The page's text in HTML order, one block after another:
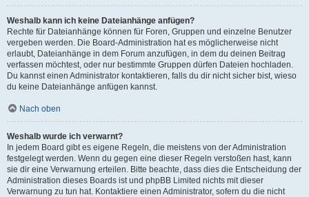
Weshalb kann ich keine Dateianhänge anfügen?
Rechte für Dateianhänge können für Foren, Gruppen und einzelne Benutzer
vergeben werden. Die Board-Administration hat es möglicherweise nicht
erlaubt, Dateianhänge in dem Forum anzufügen, in dem du deinen Beitrag
verfassen möchtest, oder nur bestimmte Gruppen dürfen Dateien hochladen.
Du kannst einen Administrator kontaktieren, falls du dir nicht sicher bist, wieso
du keine Dateianhänge anfügen kannst.
Nach oben
Weshalb wurde ich verwarnt?
In jedem Board gibt es eigene Regeln, die meistens von der Administration
festgelegt werden. Wenn du gegen eine dieser Regeln verstoßen hast, kann
sie dir eine Verwarnung erteilen. Bitte beachte, dass dies die Entscheidung der
Administration dieses Boards ist und phpBB Limited nichts mit dieser
Verwarnung zu tun hat. Kontaktiere einen Administrator, sofern du die nicht